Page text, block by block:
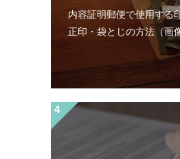
内容証明郵便で使用する
正印・袋とじの方法（画